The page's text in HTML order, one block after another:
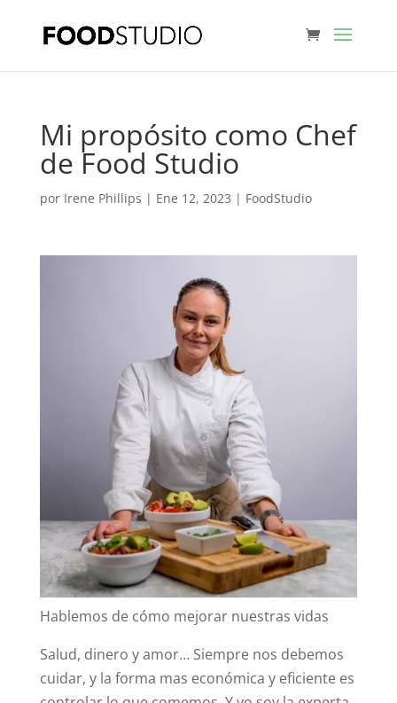
Mi propósito como Chef
de Food Studio
por Irene Phillips | Ene 12, 2023 | FoodStudio
Hablemos de cómo mejorar nuestras vidas
Salud, dinero y amor… Siempre nos debemos
cuidar, y la forma mas económica y eficiente es